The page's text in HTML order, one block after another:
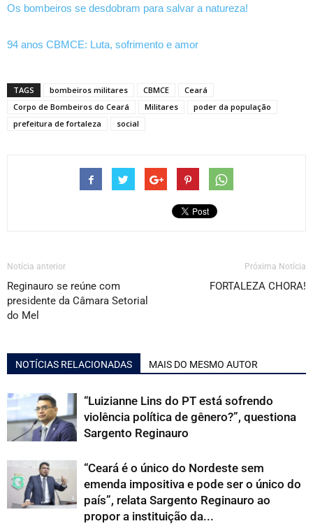
Os bombeiros se desdobram para salvar a natureza!
94 anos CBMCE: Luta, sofrimento e amor
TAGS bombeiros militares CBMCE
Ceará
Corpo de Bombeiros do Ceará
Militares
poder da população
prefeitura de fortaleza
social
Notícia anterior
Reginauro se reúne com
presidente da Câmara Setorial
do Mel
Próxima Notícia
FORTALEZA CHORA!
NOTÍCIAS RELACIONADAS MAIS DO MESMO AUTOR
“Luizianne Lins do PT está sofrendo
violência política de gênero?”, questiona
Sargento Reginauro
“Ceará é o único do Nordeste sem
emenda impositiva e pode ser o único do
país”, relata Sargento Reginauro ao
propor a instituição da...